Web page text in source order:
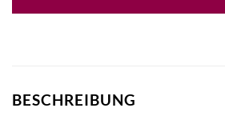
BESCHREIBUNG